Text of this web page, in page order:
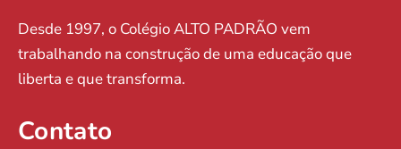
Desde 1997, o Colégio ALTO PADRÃO vem
trabalhando na construção de uma educação que
liberta e que transforma.
Contato